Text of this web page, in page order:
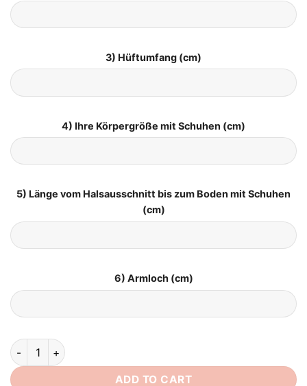
3) Hüftumfang (cm)
4) Ihre Körpergröße mit Schuhen (cm)
5) Länge vom Halsausschnitt bis zum Boden mit Schuhen
(cm)
6) Armloch (cm)
Hochzeitskleid Meerjungfrau Vintage quantity
ADD TO CART